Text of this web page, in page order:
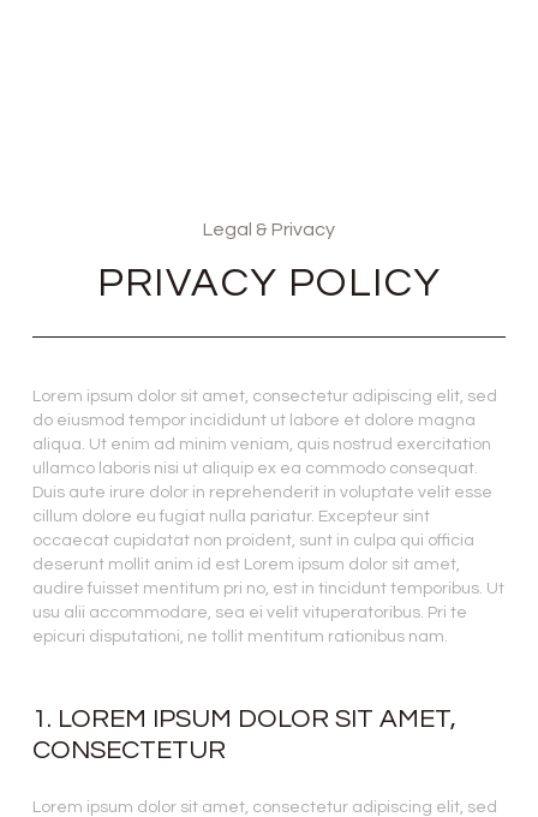
Legal & Privacy
PRIVACY POLICY
Lorem ipsum dolor sit amet, consectetur adipiscing elit, sed
do eiusmod tempor incididunt ut labore et dolore magna
aliqua. Ut enim ad minim veniam, quis nostrud exercitation
ullamco laboris nisi ut aliquip ex ea commodo consequat.
Duis aute irure dolor in reprehenderit in voluptate velit esse
cillum dolore eu fugiat nulla pariatur. Excepteur sint
occaecat cupidatat non proident, sunt in culpa qui officia
deserunt mollit anim id est Lorem ipsum dolor sit amet,
audire fuisset mentitum pri no, est in tincidunt temporibus. Ut
usu alii accommodare, sea ei velit vituperatoribus. Pri te
epicuri disputationi, ne tollit mentitum rationibus nam.
1. LOREM IPSUM DOLOR SIT AMET,
CONSECTETUR
Lorem ipsum dolor sit amet, consectetur adipiscing elit, sed